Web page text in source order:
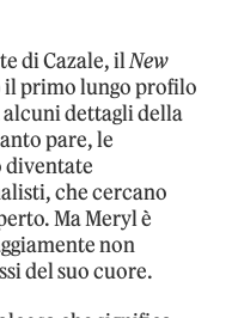
di Cazale, ilNew
primo lungo profilo
alcuni dettagli della
pare, le
diventate
che cercano
Ma Meryl è
non
del suo cuore.